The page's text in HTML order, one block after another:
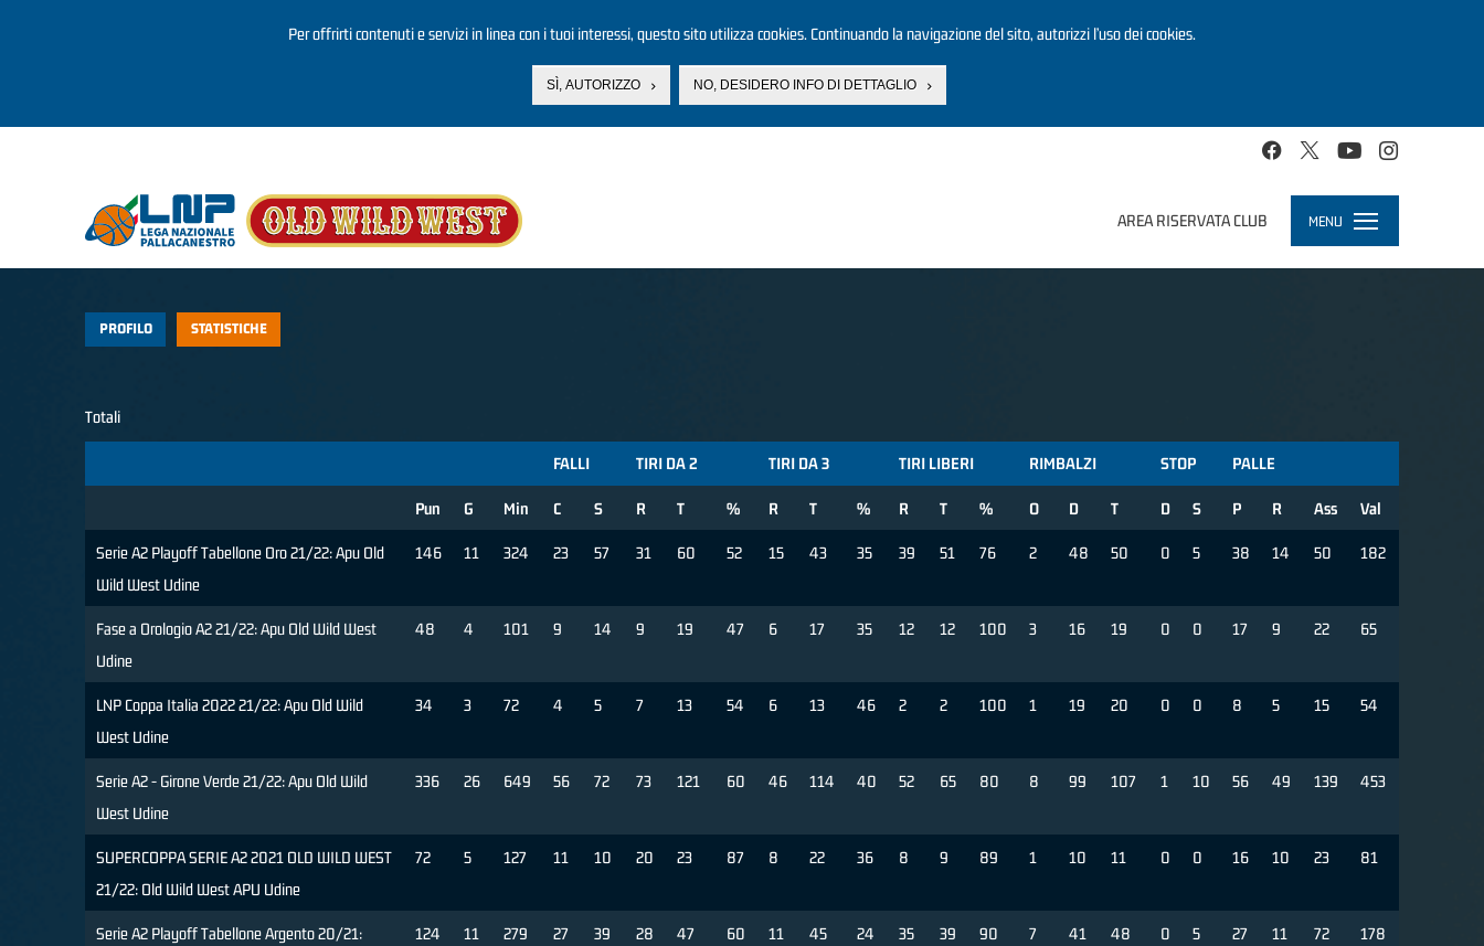
Per offrirti contenuti e servizi in linea con i tuoi interessi, questo sito utilizza cookies. Continuando la navigazione del sito, autorizzi l’uso dei cookies.
SÌ, AUTORIZZO NO, DESIDERO INFO DI DETTAGLIO
AREA RISERVATA CLUB MENU
Toggle
navigation
PROFILO STATISTICHE
Totali
FALLI TIRI DA 2 TIRI DA 3 TIRI LIBERI RIMBALZI STOP PALLE
Pun G Min C S R T % R T % R T % O D T D S P R Ass Val
Serie A2 Playoff Tabellone Oro 21/22: Apu Old
Wild West Udine
146 11 324 23 57 31 60 52 15 43 35 39 51 76 2 48 50 0 5 38 14 50 182
Fase a Orologio A2 21/22: Apu Old Wild West
Udine
48 4 101 9 14 9 19 47 6 17 35 12 12 100 3 16 19 0 0 17 9 22 65
LNP Coppa Italia 2022 21/22: Apu Old Wild
West Udine
34 3 72 4 5 7 13 54 6 13 46 2 2 100 1 19 20 0 0 8 5 15 54
Serie A2 - Girone Verde 21/22: Apu Old Wild
West Udine
336 26 649 56 72 73 121 60 46 114 40 52 65 80 8 99 107 1 10 56 49 139 453
SUPERCOPPA SERIE A2 2021 OLD WILD WEST
21/22: Old Wild West APU Udine
72 5 127 11 10 20 23 87 8 22 36 8 9 89 1 10 11 0 0 16 10 23 81
Serie A2 Playoff Tabellone Argento 20/21:
124 11 279 27 39 28 47 60 11 45 24 35 39 90 7 41 48 0 5 27 11 72 178